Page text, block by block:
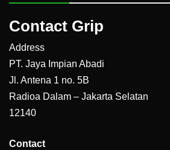
Contact Grip
Address
PT. Jaya Impian Abadi
Jl. Antena 1 no. 5B
Radioa Dalam – Jakarta Selatan
12140
Contact